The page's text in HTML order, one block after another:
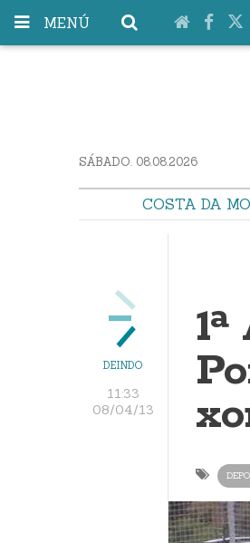
MENÚ
SÁBADO. 08.08.2026
COSTA DA
DEINDO
11:33
08/04/13